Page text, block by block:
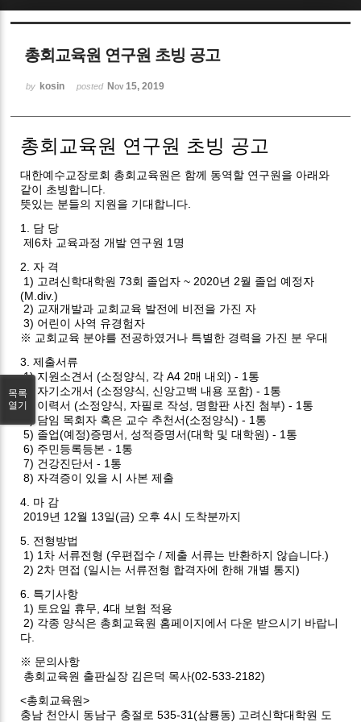
총회교육원 연구원 초빙 공고
by kosin posted Nov 15, 2019
총회교육원 연구원 초빙 공고
대한예수교장로회 총회교육원은 함께 동역할 연구원을 아래와
같이 초빙합니다.
뜻있는 분들의 지원을 기대합니다.
1. 담 당
제6차 교육과정 개발 연구원 1명
2. 자 격
1) 고려신학대학원 73회 졸업자 ~ 2020년 2월 졸업 예정자
(M.div.)
2) 교재개발과 교회교육 발전에 비전을 가진 자
3) 어린이 사역 유경험자
※ 교회교육 분야를 전공하였거나 특별한 경력을 가진 분 우대
3. 제출서류
1) 지원소견서 (소정양식, 각 A4 2매 내외) - 1통
2) 자기소개서 (소정양식, 신앙고백 내용 포함) - 1통
3) 이력서 (소정양식, 자필로 작성, 명함판 사진 첨부) - 1통
4) 담임 목회자 혹은 교수 추천서(소정양식) - 1통
5) 졸업(예정)증명서, 성적증명서(대학 및 대학원) - 1통
6) 주민등록등본 - 1통
7) 건강진단서 - 1통
8) 자격증이 있을 시 사본 제출
4. 마 감
2019년 12월 13일(금) 오후 4시 도착분까지
5. 전형방법
1) 1차 서류전형 (우편접수 / 제출 서류는 반환하지 않습니다.)
2) 2차 면접 (일시는 서류전형 합격자에 한해 개별 통지)
6. 특기사항
1) 토요일 휴무, 4대 보험 적용
2) 각종 양식은 총회교육원 홈페이지에서 다운 받으시기 바랍니
다.
※ 문의사항
총회교육원 출판실장 김은덕 목사(02-533-2182)
<총회교육원>
충남 천안시 동남구 충절로 535-31(삼룡동) 고려신학대학원 도
목록
열기
Sketchbook5, 스케치북5
Sketchbook5, 스케치북5